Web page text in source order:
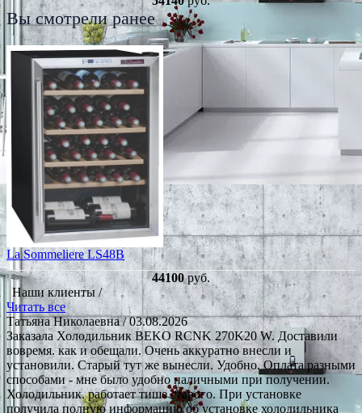
Вы смотрели ранее
La Sommeliere LS48B
44100руб.
Наши клиенты /
Читать все
Татьяна Николаевна/ 03.08.2026
Заказала Холодильник BEKO RCNK 270K20 W. Доставили
вовремя. как и обещали. Очень аккуратно внесли и
установили. Старый тут же вынесли. Удобно. Оплата разными
способами - мне было удобно наличными при получении.
Холодильник. работает тише старого. При установке
получила полную информацию об установке холодильника